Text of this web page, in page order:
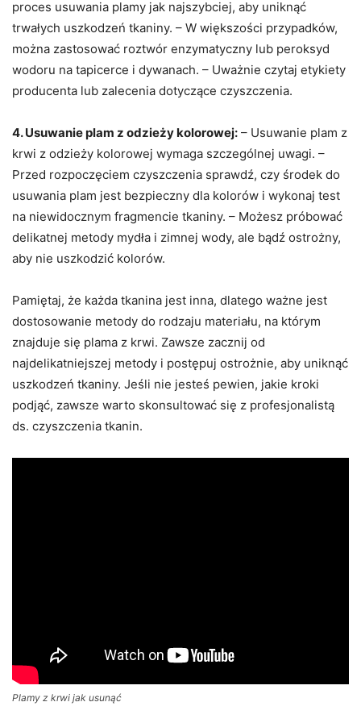
proces usuwania plamy jak najszybciej, aby uniknąć
trwałych uszkodzeń tkaniny. – W większości przypadków,
można zastosować roztwór enzymatyczny lub peroksyd
wodoru na tapicerce i dywanach. – Uważnie czytaj etykiety
producenta lub zalecenia dotyczące czyszczenia.
4. Usuwanie plam z odzieży kolorowej: – Usuwanie plam z
krwi z odzieży kolorowej wymaga szczególnej uwagi. –
Przed rozpoczęciem czyszczenia sprawdź, czy środek do
usuwania plam jest bezpieczny dla kolorów i wykonaj test
na niewidocznym fragmencie tkaniny. – Możesz próbować
delikatnej metody mydła i zimnej wody, ale bądź ostrożny,
aby nie uszkodzić kolorów.
Pamiętaj, że każda tkanina jest inna, dlatego ważne jest
dostosowanie metody do rodzaju materiału, na którym
znajduje się plama z krwi. Zawsze zacznij od
najdelikatniejszej metody i postępuj ostrożnie, aby uniknąć
uszkodzeń tkaniny. Jeśli nie jesteś pewien, jakie kroki
podjąć, zawsze warto skonsultować się z profesjonalistą
ds. czyszczenia tkanin.
Plamy z krwi jak usunąć